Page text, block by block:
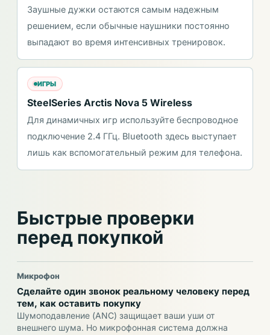
Заушные дужки остаются самым надежным
решением, если обычные наушники постоянно
выпадают во время интенсивных тренировок.
ИГРЫ
SteelSeries Arctis Nova 5 Wireless
Для динамичных игр используйте беспроводное
подключение 2.4 ГГц. Bluetooth здесь выступает
лишь как вспомогательный режим для телефона.
Быстрые проверки
перед покупкой
Микрофон
Сделайте один звонок реальному человеку перед
тем, как оставить покупку
Шумоподавление (ANC) защищает ваши уши от
внешнего шума. Но микрофонная система должна